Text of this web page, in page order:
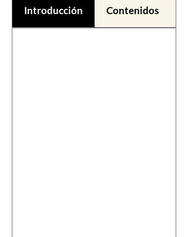
Introducción Contenidos